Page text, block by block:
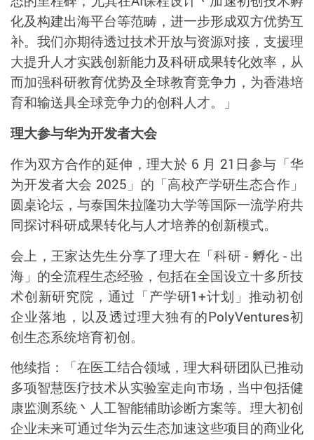
化及构建出海平台等范畴，进一步形成双方优势互
补。我们亦期待透过技术开放与资源对接，支援理
大提升人才实践创新能力及科研成果转化效率，从
而加强科研教育优势及全球教育竞争力，为香港培
育和输送具全球竞争力的创科人才。」
理大参与华为开发者大会
作为双方合作的延伸，理大於 6 月 21 日参与「华
为开发者大会 2025 」的「高校产学研生态合作」
圆桌论坛，与泰国朱拉隆功大学等国际一流学府共
同探讨科研成果转化与人才培养的创新模式。
会上，王家达先生分享了理大在「科研- 孵化 - 出
海」的全流程生态经验，包括在全国设立十多所技
术创新研究院，通过「产学研1+计划」推动初创
企业落地，以及透过理大独有的PolyVentures初
创生态系统培育初创。
他续指 ：「在医工结合领域，理大科研团队已推动
多项智慧医疗技术从实验室走向市场，当中包括健
康监测系统丶人工智能辅助诊断方案等。理大初创
企业未来可通过华为云生态加速这些项目的商业化